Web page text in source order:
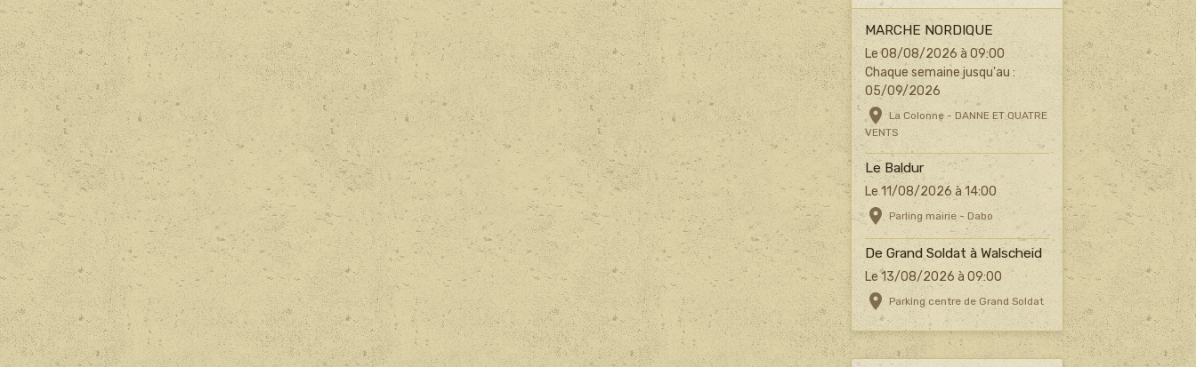
MARCHE NORDIQUE
Le 08/08/2026 à 09:00
Chaque semaine jusqu'au :
05/09/2026
La Colonne - DANNE ET QUATRE
VENTS
Le Baldur
Le 11/08/2026 à 14:00
Parling mairie - Dabo
De Grand Soldat à Walscheid
Le 13/08/2026 à 09:00
Parking centre de Grand Soldat